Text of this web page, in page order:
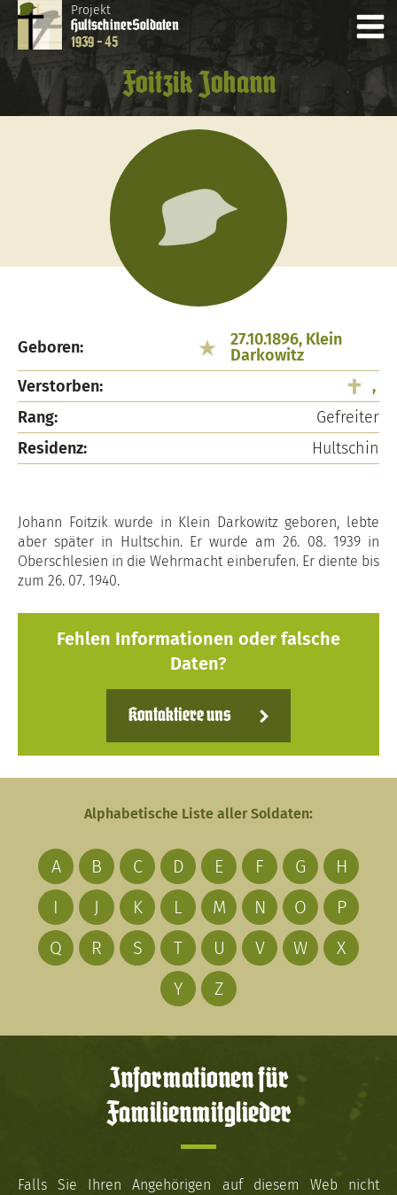
Projekt
HultschinerSoldaten
1939 - 45
Foitzik Johann
Geboren:
27.10.1896, Klein
Darkowitz
Verstorben:
,
Rang:
Gefreiter
Residenz:
Hultschin
Johann Foitzik wurde in Klein Darkowitz geboren, lebte
aber später in Hultschin. Er wurde am 26. 08. 1939 in
Oberschlesien in die Wehrmacht einberufen. Er diente bis
zum 26. 07. 1940.
Fehlen Informationen oder falsche
Daten?
Kontaktiere uns
Alphabetische Liste aller Soldaten:
A B C D E F G
H
I
J K L M N O
P
Q
R S T U V W
X
Y
Z
Informationen für
Familienmitglieder
Falls Sie Ihren Angehörigen auf diesem Web nicht